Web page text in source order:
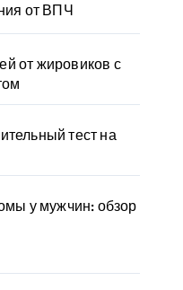
от ВПЧ
от жировиков с
тест на
у мужчин: обзор